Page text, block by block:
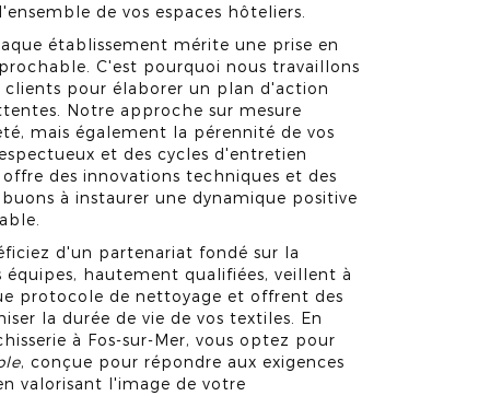
de vos espaces hôteliers.
établissement mérite une prise en
C'est pourquoi nous travaillons
pour élaborer un plan d'action
Notre approche sur mesure
mais également la pérennité de vos
et des cycles d'entretien
des innovations techniques et des
à instaurer une dynamique positive
d'un partenariat fondé sur la
hautement qualifiées, veillent à
protocole de nettoyage et offrent des
la durée de vie de vos textiles. En
à Fos-sur-Mer, vous optez pour
, conçue pour répondre aux exigences
valorisant l'image de votre